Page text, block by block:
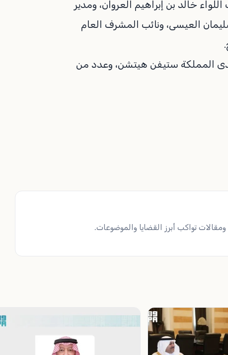
خالد بن إبراهيم العروان، ومدير
العيسى، ونائب المشرف العام
المملكة ستيفن هيتشن، وعدد من
تواكب أبرز القضايا والموضوعات.